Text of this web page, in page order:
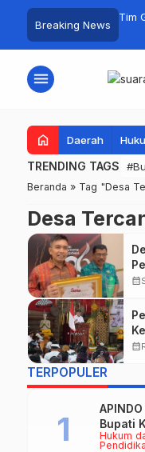
Breaking News
di Manistutu,
untuk
Warga
Tim
menu
home Daerah
TRENDING TAGS
Beranda » Tag "Desa
Desa
calendar_month
calendar_month
TERPOPULER
Hukum
Bupati
Jadi